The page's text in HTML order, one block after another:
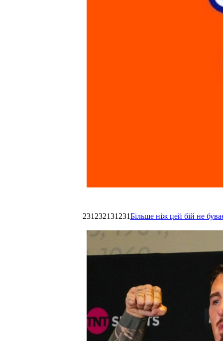
231232131231Більше ніж цей бій не